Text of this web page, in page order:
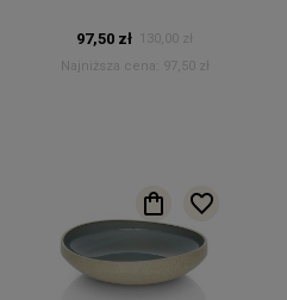
97,50 zł
130,00 zł
Najniższa cena:
97,50 zł